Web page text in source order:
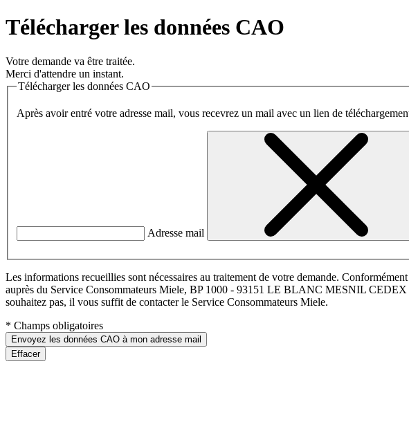
Télécharger les données CAO
Votre demande va être traitée.
Merci d'attendre un instant.
Télécharger les données CAO
Après avoir entré votre adresse mail, vous recevrez un mail avec un lien de
Adresse mail
Les informations recueillies sont nécessaires au traitement de votre demande.
auprès du Service Consommateurs Miele, BP 1000 - 93151 LE BLANC MESNIL CEDEX
souhaitez pas, il vous suffit de contacter le Service Consommateurs Miele.
* Champs obligatoires